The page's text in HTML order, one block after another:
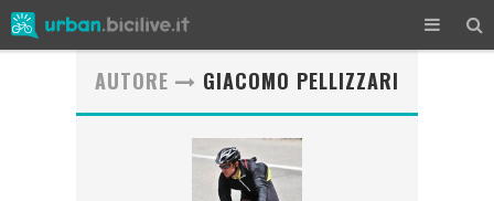
AUTORE GIACOMO PELLIZZARI